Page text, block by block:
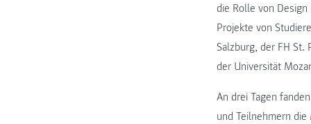
die Rolle von
Projekte von
Salzburg, der FH
der Universität
An drei Tagen
und Teilnehmern